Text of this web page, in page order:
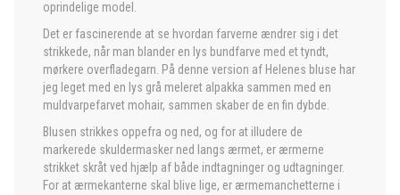
oprindelige model.
Det er fascinerende at se hvordan farverne ændrer sig i det
strikkede, når man blander en lys bundfarve med et tyndt,
mørkere overfladegarn. På denne version af Helenes bluse har
jeg leget med en lys grå meleret alpakka sammen med en
muldvarpefarvet mohair, sammen skaber de en fin dybde.
Blusen strikkes oppefra og ned, og for at illudere de
markerede skuldermasker ned langs ærmet, er ærmerne
strikket skråt ved hjælp af både indtagninger og udtagninger.
For at ærmekanterne skal blive lige, er ærmemanchetterne i